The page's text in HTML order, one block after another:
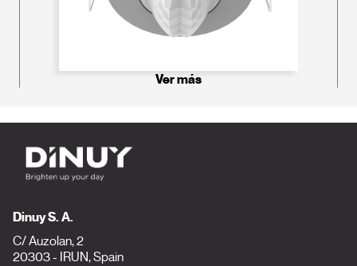
Ver más
Dinuy S. A.
C/ Auzolan, 2
20303 - IRUN, Spain